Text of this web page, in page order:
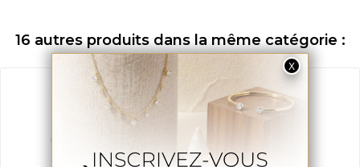
16 autres produits dans la même catégorie :
Exclusivité web
Promo !